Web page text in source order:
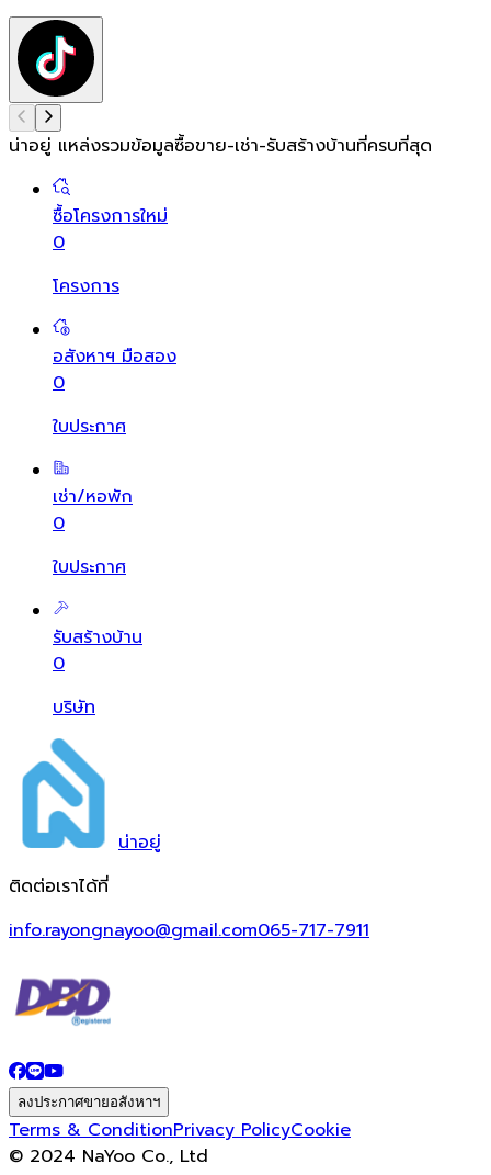
น่าอยู่ แหล่งรวมข้อมูลซื้อขาย-เช่า-รับสร้างบ้านที่ครบที่สุด
ซื้อโครงการใหม่
0
โครงการ
อสังหาฯ มือสอง
0
ใบประกาศ
เช่า/หอพัก
0
ใบประกาศ
รับสร้างบ้าน
0
บริษัท
น่าอยู่
ติดต่อเราได้ที่
info.rayongnayoo@gmail.com065-717-7911
ลงประกาศขายอสังหาฯ
Terms & ConditionPrivacy PolicyCookie
© 2024 NaYoo Co., Ltd